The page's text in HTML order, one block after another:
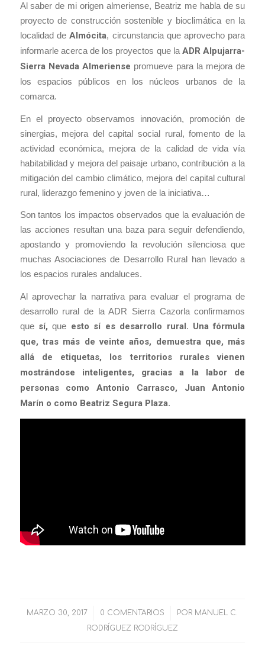
Al saber de mi origen almeriense, Beatriz me habla de su
proyecto de construcción sostenible y bioclimática en la
localidad deAlmócita, circunstancia que aprovecho para
informarle acerca de los proyectos que laADR Alpujarra-
Sierra Nevada Almeriense promueve para la mejora de
los espacios públicos en los núcleos urbanos de la
comarca.
En el proyecto observamos innovación, promoción de
sinergias, mejora del capital social rural, fomento de la
actividad económica, mejora de la calidad de vida vía
habitabilidad y mejora del paisaje urbano, contribución a la
mitigación del cambio climático, mejora del capital cultural
rural, liderazgo femenino y joven de la iniciativa…
Son tantos los impactos observados que la evaluación de
las acciones resultan una baza para seguir defendiendo,
apostando y promoviendo la revolución silenciosa que
muchas Asociaciones de Desarrollo Rural han llevado a
los espacios rurales andaluces.
Al aprovechar la narrativa para evaluar el programa de
desarrollo rural de la ADR Sierra Cazorla confirmamos
que sí, que esto sí es desarrollo rural. Una fórmula
que, tras más de veinte años, demuestra que, más
allá de etiquetas, los territorios rurales vienen
mostrándose inteligentes, gracias a la labor de
personas como Antonio Carrasco, Juan Antonio
Marín o como Beatriz Segura Plaza.
MARZO 30, 2017 0 COMENTARIOS
/ POR MANUEL C.
RODRÍGUEZ RODRÍGUEZ